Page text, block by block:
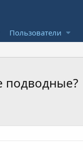
Пользователи
подводные?